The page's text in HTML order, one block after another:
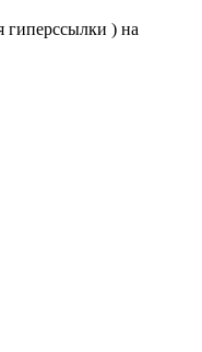
гиперссылки ) на